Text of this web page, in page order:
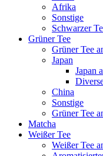
Afrika
Sonstige
Schwarzer
Grüner Tee
Grüner Tee
Japan
Japan
China
Sonstige
Grüner Tee
Matcha
Weißer Tee
Weißer Tee